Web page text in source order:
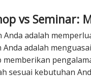
vs Seminar:
Anda adalah
Anda adalah
memberikan
sesuai kebutuhan